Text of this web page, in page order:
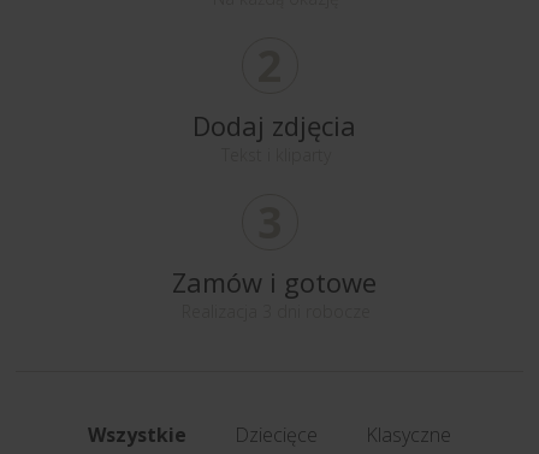
Dodaj zdjęcia
Zamów i gotowe
Wszystkie Dziecięce Klasyczne